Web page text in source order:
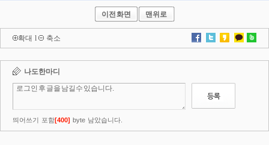
이전화면 맨위로
확대 l 축소